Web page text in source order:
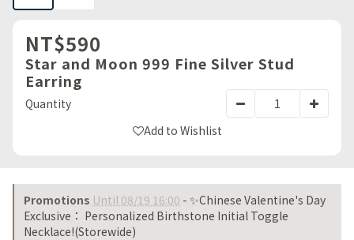
NT$590
Star and Moon 999 Fine Silver Stud
Earring
Quantity
Add to Wishlist
Promotions Until 08/19 16:00 - ✨Chinese Valentine's Day
Exclusive： Personalized Birthstone Initial Toggle
Necklace!(Storewide)